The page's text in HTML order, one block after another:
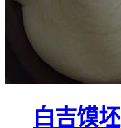
白吉馍坯